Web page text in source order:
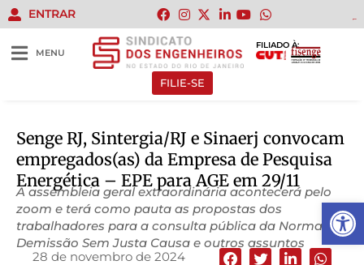
Abrir
ENTRAR
MENU
FILIADO À:
FILIE-SE
Senge RJ, Sintergia/RJ e Sinaerj convocam
empregados(as) da Empresa de Pesquisa
Energética – EPE para AGE em 29/11
A assembleia geral extraordinária acontecerá pelo
zoom e terá como pauta as propostas dos
trabalhadores para a consulta pública da Norma de
Demissão Sem Justa Causa e outros assuntos
28 de novembro de 2024